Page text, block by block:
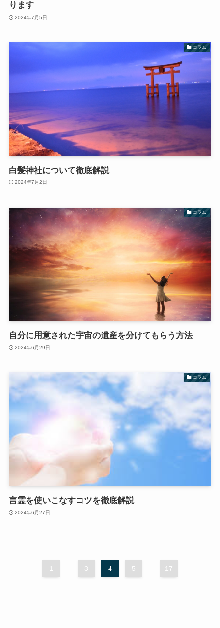
ります
2024年7月5日
コラム
白髪神社について徹底解説
2024年7月2日
コラム
自分に用意された宇宙の遺産を分けてもらう方法
2024年6月29日
コラム
言霊を使いこなすコツを徹底解説
2024年6月27日
1 ... 3 4 5 ... 17